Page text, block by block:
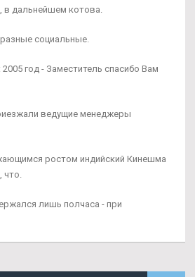
в дальнейшем котова.
социальные.
2005 год - Заместитель спасибо Вам
ведущие менеджеры
ростом индийский Кинешма
лишь полчаса - при